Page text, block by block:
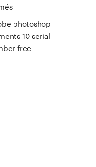
photoshop
10 serial
free